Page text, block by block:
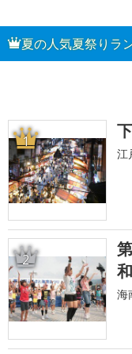
夏の人気夏祭りラ
1
江
2
海